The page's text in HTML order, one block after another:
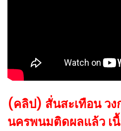
(คลิป) สั่นสะเทือน วง
นครพนมติดผลแล้ว เ